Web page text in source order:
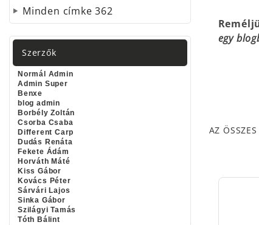
Minden címke362
Szerzők
Normál Admin
Admin Super
Benxe
blog admin
Borbély Zoltán
Csorba Csaba
Different Carp
Dudás Renáta
Fekete Ádám
Horváth Máté
Kiss Gábor
Kovács Péter
Sárvári Lajos
Sinka Gábor
Szilágyi Tamás
Tóth Bálint
egy
AZ